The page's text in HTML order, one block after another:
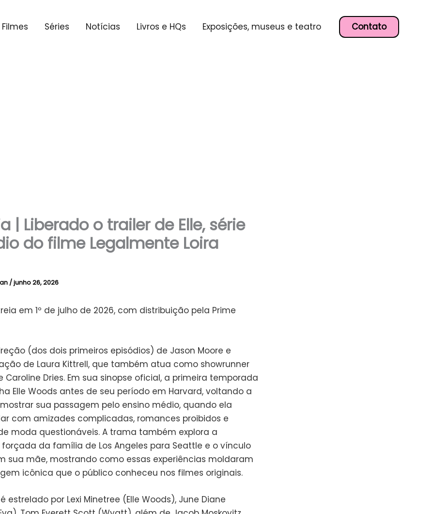
Filmes Séries Notícias Livros e HQs Exposições, museus e teatro Contato
| Liberado o trailer de Elle, série
do filme Legalmente Loira
/junho 26, 2026
em 1º de julho de 2026, com distribuição pela Prime
(dos dois primeiros episódios) de Jason Moore e
de Laura Kittrell, que também atua como showrunner
Caroline Dries. Em sua sinopse oficial, a primeira temporada
Elle Woods antes de seu período em Harvard, voltando a
sua passagem pelo ensino médio, quando ela
com amizades complicadas, romances proibidos e
moda questionáveis. A trama também explora a
da família de Los Angeles para Seattle e o vínculo
sua mãe, mostrando como essas experiências moldaram
icônica que o público conheceu nos filmes originais.
estrelado por Lexi Minetree (Elle Woods), June Diane